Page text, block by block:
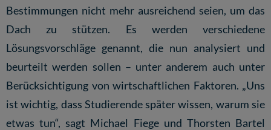
Bestimmungen nicht mehr ausreichend seien, um das
Dach zu stützen. Es werden verschiedene
Lösungsvorschläge genannt, die nun analysiert und
beurteilt werden sollen – unter anderem auch unter
Berücksichtigung von wirtschaftlichen Faktoren. „Uns
ist wichtig, dass Studierende später wissen, warum sie
etwas tun“, sagt Michael Fiege und Thorsten Bartel